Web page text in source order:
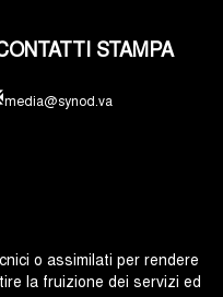
STAMPA
media@synod.va
o assimilati per rendere
la fruizione dei servizi ed